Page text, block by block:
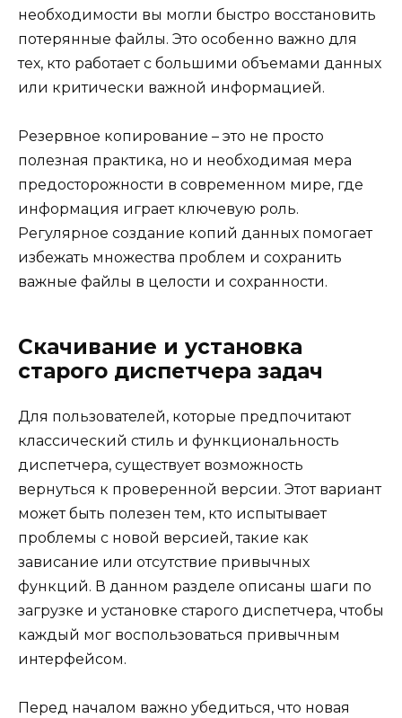
необходимости вы могли быстро восстановить
потерянные файлы. Это особенно важно для
тех, кто работает с большими объемами данных
или критически важной информацией.
Резервное копирование – это не просто
полезная практика, но и необходимая мера
предосторожности в современном мире, где
информация играет ключевую роль.
Регулярное создание копий данных помогает
избежать множества проблем и сохранить
важные файлы в целости и сохранности.
Скачивание и установка
старого диспетчера задач
Для пользователей, которые предпочитают
классический стиль и функциональность
диспетчера, существует возможность
вернуться к проверенной версии. Этот вариант
может быть полезен тем, кто испытывает
проблемы с новой версией, такие как
зависание или отсутствие привычных
функций. В данном разделе описаны шаги по
загрузке и установке старого диспетчера, чтобы
каждый мог воспользоваться привычным
интерфейсом.
Перед началом важно убедиться, что новая